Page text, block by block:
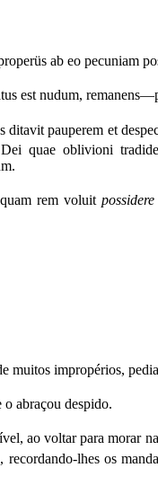
ab eo pecuniam
est nudum,
ditavit pauperem et
quae oblivioni
rem voluit possidere
muitos impropérios,
abraçou despido.
ao voltar para morar
lhes os